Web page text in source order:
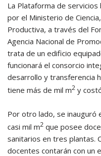
La Plataforma de
por el Ministerio de
Productiva, a través del
Agencia Nacional de
trata de un edificio
funcionará el consorcio
desarrollo y transferencia
tiene más de mil m2 y
Por otro lado, se inauguró
casi mil m2 que posee
sanitarios en tres plantas.
docentes contarán con un